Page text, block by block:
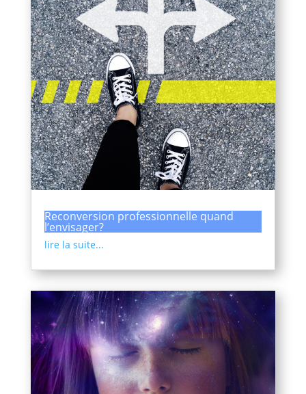
Reconversion professionnelle quand
l’envisager?
lire la suite...